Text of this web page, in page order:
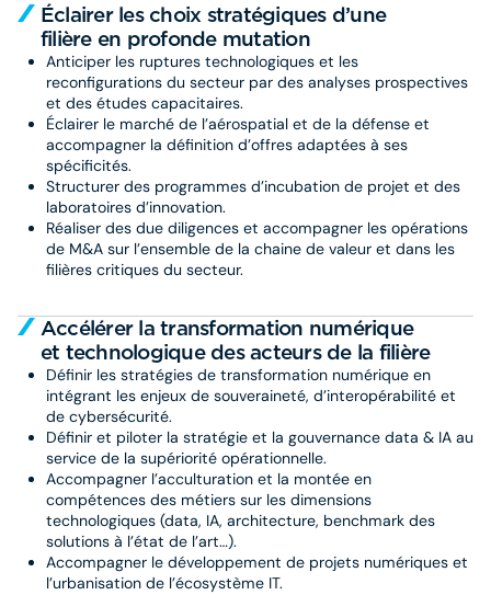
Éclairer les choix stratégiques d’une
filière en profonde mutation
Anticiper les ruptures technologiques et les
reconfigurations du secteur par des analyses prospectives
et des études capacitaires.
Éclairer le marché de l’aérospatial et de la défense et
accompagner la définition d’offres adaptées à ses
spécificités.
Structurer des programmes d’incubation de projet et des
laboratoires d’innovation.
Réaliser des due diligences et accompagner les opérations
de M&A sur l’ensemble de la chaine de valeur et dans les
filières critiques du secteur.
Accélérer la transformation numérique
et technologique des acteurs de la filière
Définir les stratégies de transformation numérique en
intégrant les enjeux de souveraineté, d’interopérabilité et
de cybersécurité.
Définir et piloter la stratégie et la gouvernance data & IA au
service de la supériorité opérationnelle.
Accompagner l’acculturation et la montée en
compétences des métiers sur les dimensions
technologiques (data, IA, architecture, benchmark des
solutions à l’état de l’art…).
Accompagner le développement de projets numériques et
l’urbanisation de l’écosystème IT.